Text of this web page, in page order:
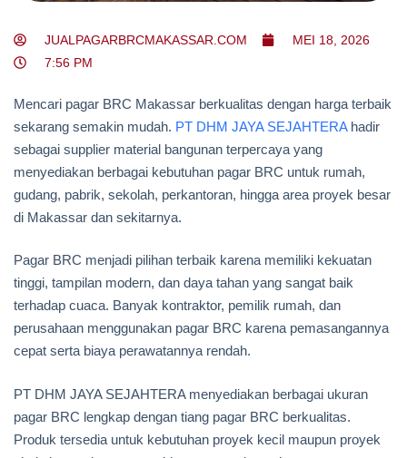
JUALPAGARBRCMAKASSAR.COM
MEI 18, 2026
7:56 PM
Mencari pagar BRC Makassar berkualitas dengan harga terbaik
sekarang semakin mudah. PT DHM JAYA SEJAHTERAhadir
sebagai supplier material bangunan terpercaya yang
menyediakan berbagai kebutuhan pagar BRC untuk rumah,
gudang, pabrik, sekolah, perkantoran, hingga area proyek besar
di Makassar dan sekitarnya.
Pagar BRC menjadi pilihan terbaik karena memiliki kekuatan
tinggi, tampilan modern, dan daya tahan yang sangat baik
terhadap cuaca. Banyak kontraktor, pemilik rumah, dan
perusahaan menggunakan pagar BRC karena pemasangannya
cepat serta biaya perawatannya rendah.
PT DHM JAYA SEJAHTERA menyediakan berbagai ukuran
pagar BRC lengkap dengan tiang pagar BRC berkualitas.
Produk tersedia untuk kebutuhan proyek kecil maupun proyek